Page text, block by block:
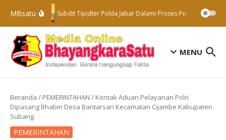
Lewati ke konten
MBsatu
Subdit Tipidter Polda Jabar Dalami Proses Penyelidikan
MENU
Beranda / PEMERINTAHAN / Kontak Aduan Pelayanan Polri
Dipasang Bhabin Desa Bantarsari Kecamatan Cijambe Kabupaten
Subang
PEMERINTAHAN